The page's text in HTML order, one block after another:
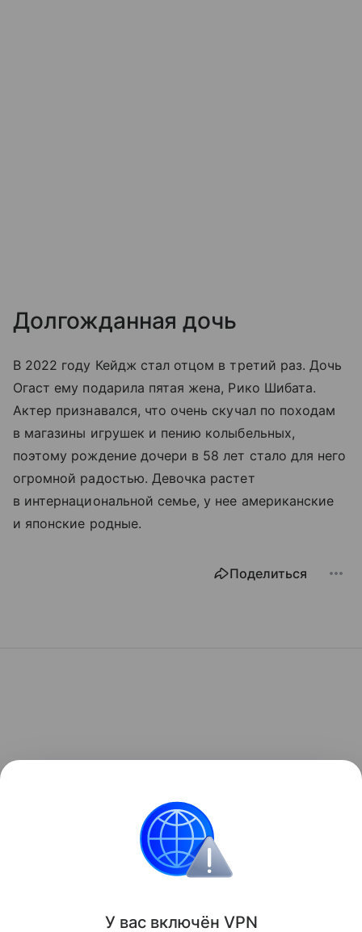
Долгожданная дочь
В 2022 году Кейдж стал отцом в третий раз. Дочь
Огаст ему подарила пятая жена, Рико Шибата.
Актер признавался, что очень скучал по походам
в магазины игрушек и пению колыбельных,
поэтому рождение дочери в 58 лет стало для него
огромной радостью. Девочка растет
в интернациональной семье, у нее американские
и японские родные.
Поделиться
У вас включён VPN